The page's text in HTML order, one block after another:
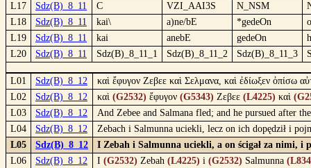
L17
Sdz(B)_8_11 C VZI_AAI3S N_NSM
L18
Sdz(B)_8_11 kai\ a)ne/bE *gedeOn
L19
Sdz(B)_8_11 kai anebE gedeOn
L20
Sdz(B)_8_11 Sdz(B)_8_11_1 Sdz(B)_8_11_2 Sdz(B)_8_11_3
L01 Sdz(B)_8_12
καὶ ἔφυγον Ζεβεε καὶ Σελμανα, καὶ ἐδίωξεν ὀπίσω
L02
Sdz(B)_8_12 καὶ (G2532) ἔφυγον (G5343) Ζεβεε (L4225) καὶ
L03
Sdz(B)_8_12
And Zebee and Salmana fled; and he pursued after
L04
Sdz(B)_8_12
Zebach i Salmunna uciekli, lecz on ich dopędził i
L05
Sdz(B)_8_12
I Zebah i Salmunna uciekli, a on ścigał za nimi, i
L06
Sdz(B)_8_12 I (G2532) Zebah (L4225) i (G2532) Salmunna